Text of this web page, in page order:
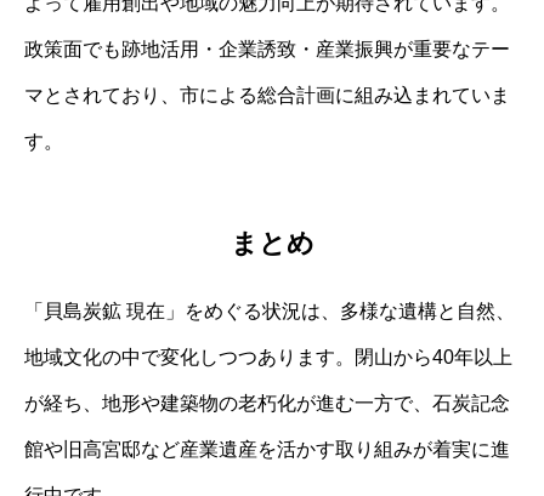
政策面でも跡地活用・企業誘致・産業振興が重要なテー
マとされており、市による総合計画に組み込まれていま
す。
まとめ
「貝島炭鉱 現在」をめぐる状況は、多様な遺構と自然、
地域文化の中で変化しつつあります。閉山から40年以上
が経ち、地形や建築物の老朽化が進む一方で、石炭記念
館や旧高宮邸など産業遺産を活かす取り組みが着実に進